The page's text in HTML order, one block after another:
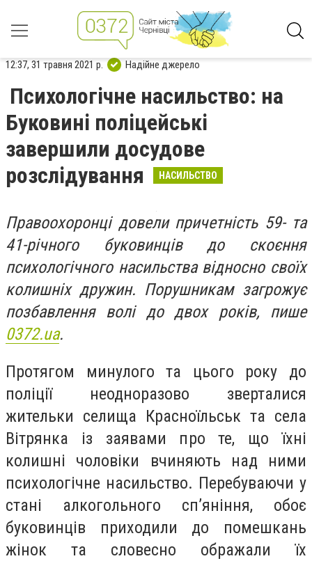
12:37, 31 травня 2021 р. Надійне джерело
Психологічне насильство: на
Буковині поліцейські
завершили досудове
розслідування
НАСИЛЬСТВО
Правоохоронці довели причетність 59- та
41-річного буковинців до скоєння
психологічного насильства відносно своїх
колишніх дружин. Порушникам загрожує
позбавлення волі до двох років, пише
0372.ua.
Протягом минулого та цього року до
поліції неодноразово зверталися
жительки селища Красноїльськ та села
Вітрянка із заявами про те, що їхні
колишні чоловіки вчиняють над ними
психологічне насильство. Перебуваючи у
стані алкогольного сп’яніння, обоє
буковинців приходили до помешкань
жінок та словесно ображали їх